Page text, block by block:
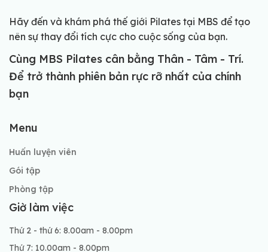
Hãy đến và khám phá thế giới Pilates tại MBS để tạo
nên sự thay đổi tích cực cho cuộc sống của bạn.
Cùng MBS Pilates cân bằng Thân - Tâm - Trí.
Để trở thành phiên bản rực rỡ nhất của chính
bạn
Menu
Huấn luyện viên
Gói tập
Phòng tập
Giờ làm việc
Thứ 2 - thứ 6: 8.00am - 8.00pm
Thứ 7: 10.00am - 8.00pm